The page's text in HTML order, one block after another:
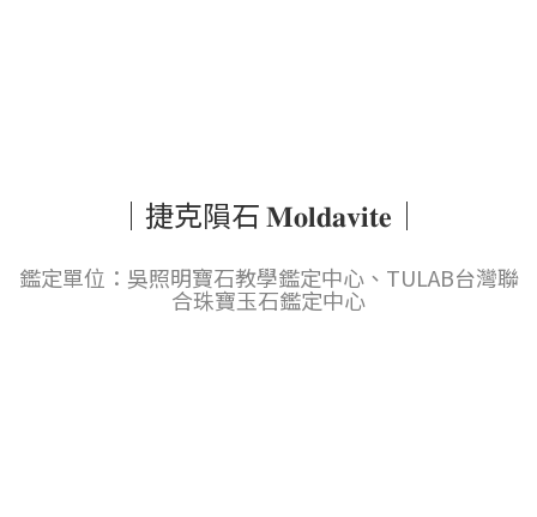
｜捷克隕石 𝐌𝐨𝐥𝐝𝐚𝐯𝐢𝐭𝐞｜
鑑定單位：吳照明寶石教學鑑定中心、TULAB台灣聯
合珠寶玉石鑑定中心